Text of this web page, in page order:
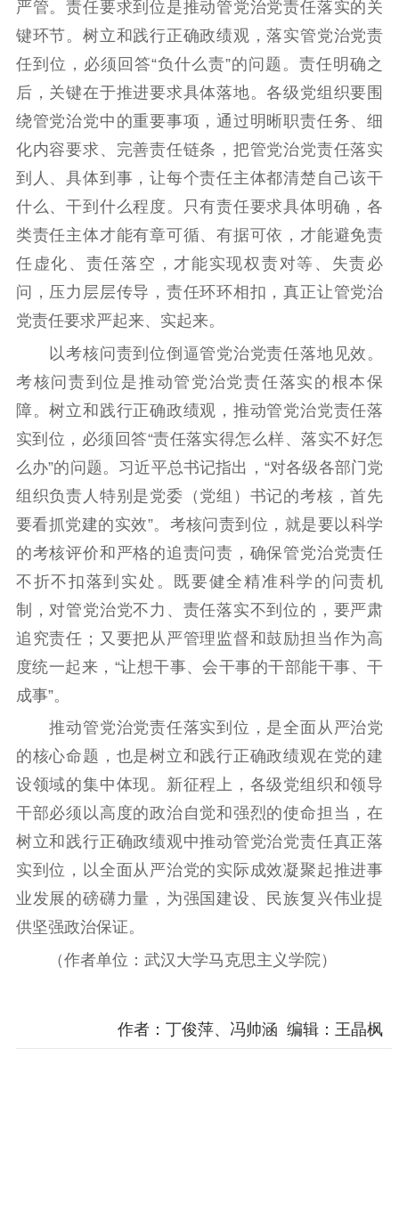
严管。责任要求到位是推动管党治党责任落实的关
键环节。树立和践行正确政绩观，落实管党治党责
任到位，必须回答“负什么责”的问题。责任明确之
后，关键在于推进要求具体落地。各级党组织要围
绕管党治党中的重要事项，通过明晰职责任务、细
化内容要求、完善责任链条，把管党治党责任落实
到人、具体到事，让每个责任主体都清楚自己该干
什么、干到什么程度。只有责任要求具体明确，各
类责任主体才能有章可循、有据可依，才能避免责
任虚化、责任落空，才能实现权责对等、失责必
问，压力层层传导，责任环环相扣，真正让管党治
党责任要求严起来、实起来。
以考核问责到位倒逼管党治党责任落地见效。
考核问责到位是推动管党治党责任落实的根本保
障。树立和践行正确政绩观，推动管党治党责任落
实到位，必须回答“责任落实得怎么样、落实不好怎
么办”的问题。习近平总书记指出，“对各级各部门党
组织负责人特别是党委（党组）书记的考核，首先
要看抓党建的实效”。考核问责到位，就是要以科学
的考核评价和严格的追责问责，确保管党治党责任
不折不扣落到实处。既要健全精准科学的问责机
制，对管党治党不力、责任落实不到位的，要严肃
追究责任；又要把从严管理监督和鼓励担当作为高
度统一起来，“让想干事、会干事的干部能干事、干
成事”。
推动管党治党责任落实到位，是全面从严治党
的核心命题，也是树立和践行正确政绩观在党的建
设领域的集中体现。新征程上，各级党组织和领导
干部必须以高度的政治自觉和强烈的使命担当，在
树立和践行正确政绩观中推动管党治党责任真正落
实到位，以全面从严治党的实际成效凝聚起推进事
业发展的磅礴力量，为强国建设、民族复兴伟业提
供坚强政治保证。
（作者单位：武汉大学马克思主义学院）
作者：丁俊萍、冯帅涵 编辑：王晶枫